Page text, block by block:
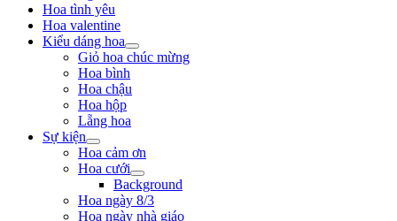
Hoa tình yêu
Hoa valentine
Kiểu dáng hoa
Giỏ hoa chúc mừng
Hoa bình
Hoa chậu
Hoa hộp
Lẵng hoa
Sự kiện
Hoa cảm ơn
Hoa cưới
Background
Hoa ngày 8/3
Hoa ngày nhà giáo